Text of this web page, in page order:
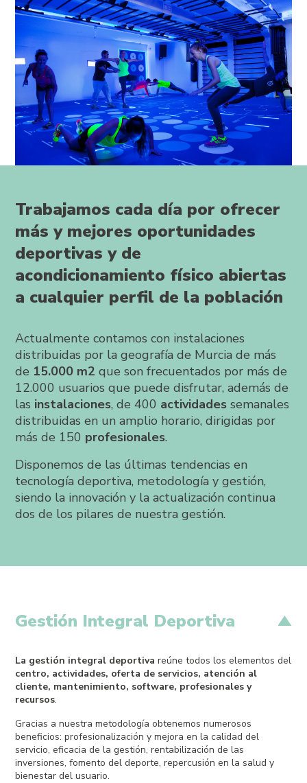
Trabajamos cada día por ofrecer
más y mejores oportunidades
deportivas y de
acondicionamiento físico abiertas
a cualquier perfil de la población
Actualmente contamos con instalaciones
distribuidas por la geografía de Murcia de más
de 15.000 m2 que son frecuentados por más de
12.000 usuarios que puede disfrutar, además de
las instalaciones, de 400 actividades semanales
distribuidas en un amplio horario, dirigidas por
más de 150 profesionales.
Disponemos de las últimas tendencias en
tecnología deportiva, metodología y gestión,
siendo la innovación y la actualización continua
dos de los pilares de nuestra gestión.
Gestión Integral Deportiva
La gestión integral deportiva reúne todos los elementos del
centro, actividades, oferta de servicios, atención al
cliente, mantenimiento, software, profesionales y
recursos.
Gracias a nuestra metodología obtenemos numerosos
beneficios: profesionalización y mejora en la calidad del
servicio, eficacia de la gestión, rentabilización de las
inversiones, fomento del deporte, repercusión en la salud y
bienestar del usuario.